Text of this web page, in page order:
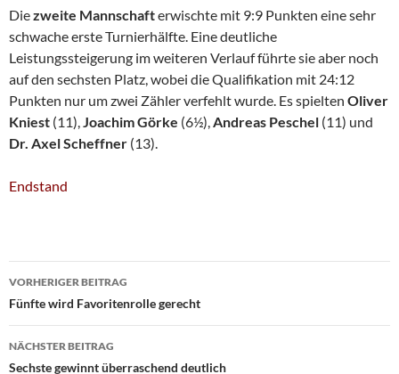
Diezweite Mannschafterwischte mit 9:9 Punkten eine sehr
schwache erste Turnierhälfte. Eine deutliche
Leistungssteigerung im weiteren Verlauf führte sie aber noch
auf den sechsten Platz, wobei die Qualifikation mit 24:12
Punkten nur um zwei Zähler verfehlt wurde. Es spielten Oliver
Kniest (11),Joachim Görke (6½),Andreas Peschel (11) und
Dr. Axel Scheffner (13).
Endstand
Beitragsnavigation
VORHERIGER BEITRAG
Fünfte wird Favoritenrolle gerecht
NÄCHSTER BEITRAG
Sechste gewinnt überraschend deutlich